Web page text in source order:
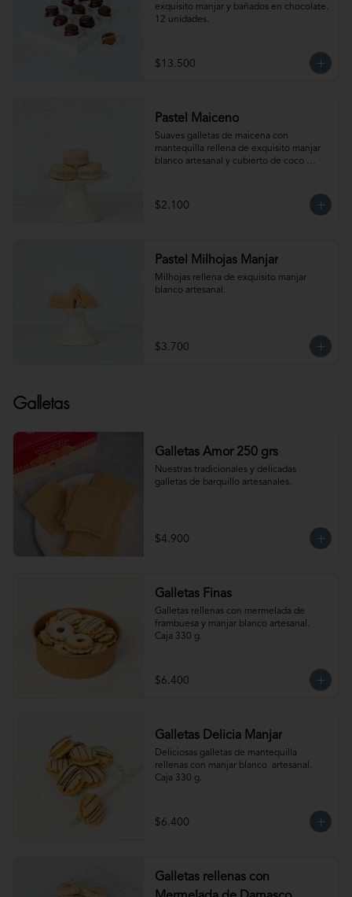
exquisito manjar y bañados en chocolate.
12 unidades.
$13.500
Pastel Maiceno
Suaves galletas de maicena con
mantequilla rellena de exquisito manjar
blanco artesanal y cubierto de coco
$2.100
Pastel Milhojas Manjar
Milhojas rellena de exquisito manjar
blanco artesanal.
$3.700
Galletas
Galletas Amor 250 grs
Nuestras tradicionales y delicadas
galletas de barquillo artesanales.
$4.900
Galletas Finas
Galletas rellenas con mermelada de
frambuesa y manjar blanco artesanal.
Caja 330 g.
$6.400
Galletas Delicia Manjar
Deliciosas galletas de mantequilla
rellenas con manjar blanco  artesanal.
Caja 330 g.
$6.400
Galletas rellenas con